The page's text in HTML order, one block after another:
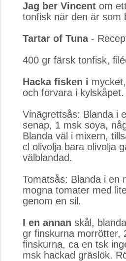
Jag ber Vincent om
tonfisk när den är som
Tartar of Tuna-
400 gr färsk tonfisk,
Hacka fisken i
och förvara i kylskåpet.
Vinägrettsås: Blanda i
senap, 1 msk soya,
Blanda väl i mixern,
cl olivolja bara olivolja
välblandad.
Tomatsås: Blanda i en
mogna tomater med
genom en sil.
I en annan skål,
gr finskurna morrötter,
finskurna, ca en tsk
msk hackad gräslök.